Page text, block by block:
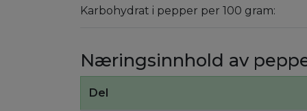
Karbohydrat i pepper per 100 gram:
Næringsinnhold av
Del